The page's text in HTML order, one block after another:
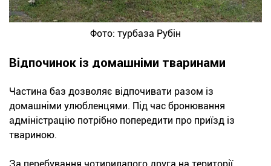
Фото: турбаза Рубін
Відпочинок із домашніми тваринами
Частина баз дозволяє відпочивати разом із
домашніми улюбленцями. Під час бронювання
адміністрацію потрібно попередити про приїзд із
твариною.